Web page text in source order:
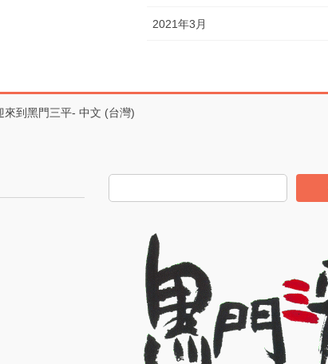
2021年3月
來到黑門三平- 中文 (台灣)